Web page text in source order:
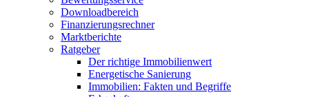
Downloadbereich
Finanzierungsrechner
Marktberichte
Ratgeber
Der richtige Immobilienwert
Energetische Sanierung
Immobilien: Fakten und Begriffe